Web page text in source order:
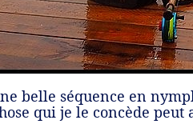
belle séquence en
qui je le concède